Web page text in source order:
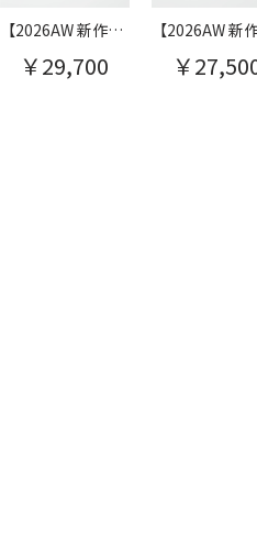
【2026AW 新作】ロゴプリント長袖T
￥29,700 ￥